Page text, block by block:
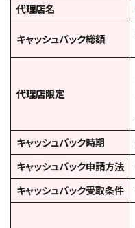
代理店名
キャッシュバック総額
代理店限定
キャッシュバック時期
キャッシュバック申請方法
キャッシュバック受取条件